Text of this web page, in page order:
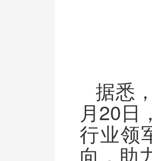
据悉
月20日
行业领
向，助